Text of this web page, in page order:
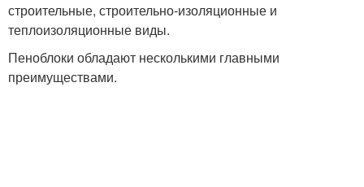
строительные, строительно-изоляционные и
теплоизоляционные виды.
Пеноблоки обладают несколькими главными
преимуществами.